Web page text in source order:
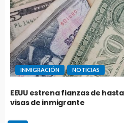
INMIGRACIÓN NOTICIAS
EEUU estrena fianzas de
visas de inmigrante